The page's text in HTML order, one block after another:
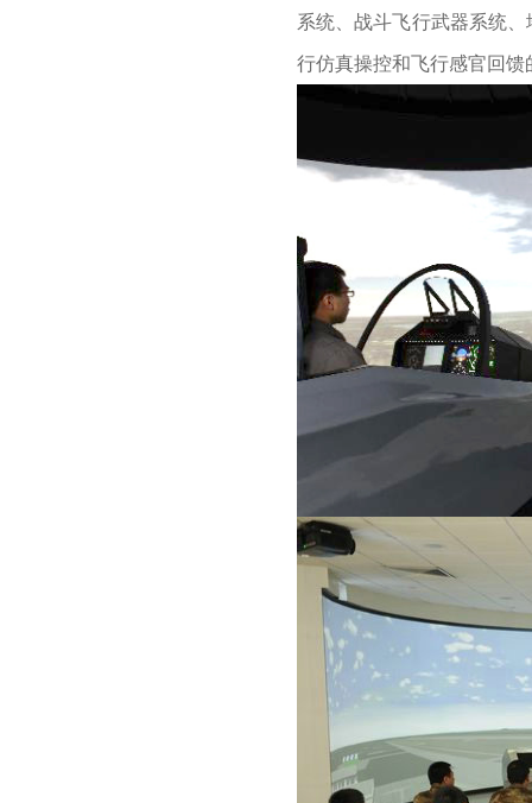
系统、战斗飞行武器系统
行仿真操控和飞行感官回馈